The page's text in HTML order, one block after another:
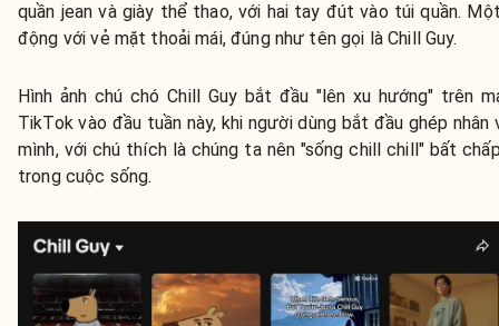
quần jean và giày thể thao, với hai tay đút vào túi quần.
động với vẻ mặt thoải mái, đúng như tên gọi là Chill Guy.
Hình ảnh chú chó Chill Guy bắt đầu "lên xu hướng" trên
TikTok vào đầu tuần này, khi người dùng bắt đầu ghép
mình, với chú thích là chúng ta nên "sống chill chill" bất
trong cuộc sống.